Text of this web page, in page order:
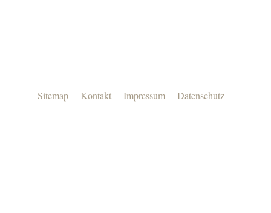
Sitemap Kontakt Impressum Datenschutz